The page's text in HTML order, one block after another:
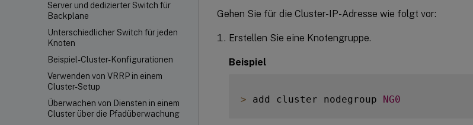
Server und dedizierter Switch für
Backplane
Unterschiedlicher Switch für jeden
Knoten
Beispiel-Cluster-Konfigurationen
Verwenden von VRRP in einem
Cluster-Setup
Überwachen von Diensten in einem
Cluster über die Pfadüberwachung
Gehen Sie für die Cluster-IP-Adresse wie folgt vor:
Erstellen Sie eine Knotengruppe.
Beispiel
> add cluster nodegroup NG0